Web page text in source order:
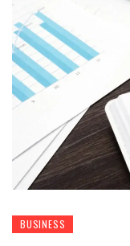
BUSINESS